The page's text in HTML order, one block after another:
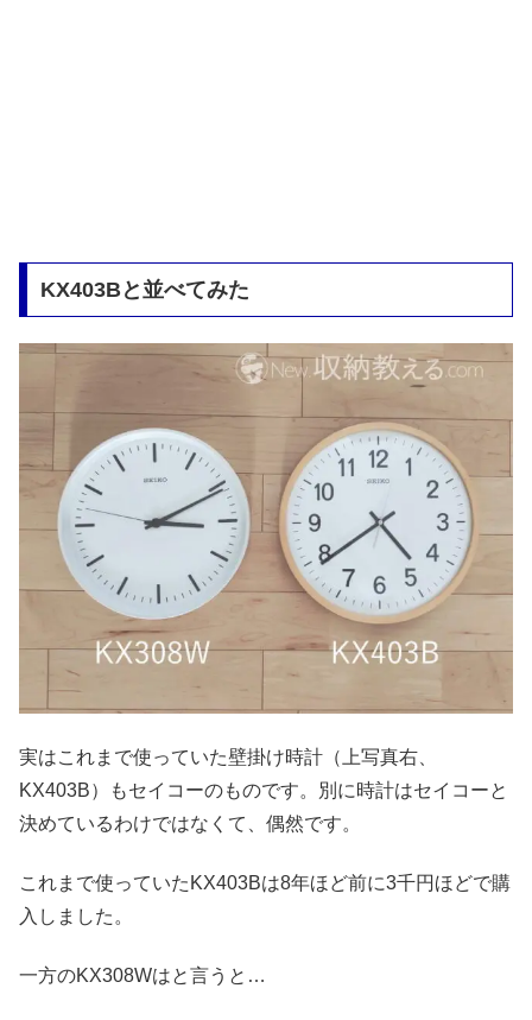
KX403Bと並べてみた
実はこれまで使っていた壁掛け時計（上写真右、
KX403B）もセイコーのものです。別に時計はセイコーと
決めているわけではなくて、偶然です。
これまで使っていたKX403Bは8年ほど前に3千円ほどで購
入しました。
一方のKX308Wはと言うと…